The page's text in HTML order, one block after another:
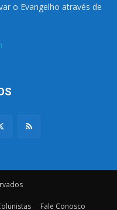
o Evangelho através de
Fale Conosco